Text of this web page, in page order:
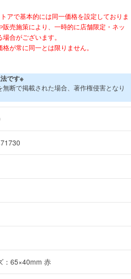
アで基本的には同一価格を設定しておりま
売施策により、一時的に店舗限定・ネッ
合がございます。
が常に同一とは限りません。
です※
断で掲載された場合、著作権侵害となり
：65×40mm 赤